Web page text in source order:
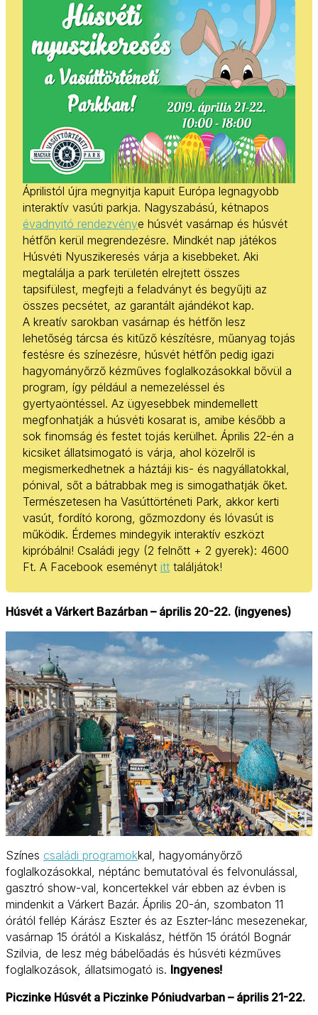
Áprilistól újra megnyitja kapuit Európa legnagyobb
interaktív vasúti parkja. Nagyszabású, kétnapos
évadnyitó rendezvénye húsvét vasárnap és húsvét
hétfőn kerül megrendezésre. Mindkét nap játékos
Húsvéti Nyuszikeresés várja a kisebbeket. Aki
megtalálja a park területén elrejtett összes
tapsifülest, megfejti a feladványt és begyűjti az
összes pecsétet, az garantált ajándékot kap.
A kreatív sarokban vasárnap és hétfőn lesz
lehetőség tárcsa és kitűző készítésre, műanyag tojás
festésre és színezésre, húsvét hétfőn pedig igazi
hagyományőrző kézműves foglalkozásokkal bővül a
program, így például a nemezeléssel és
gyertyaöntéssel. Az ügyesebbek mindemellett
megfonhatják a húsvéti kosarat is, amibe később a
sok finomság és festet tojás kerülhet. Április 22-én a
kicsiket állatsimogató is várja, ahol közelről is
megismerkedhetnek a háztáji kis- és nagyállatokkal,
pónival, sőt a bátrabbak meg is simogathatják őket.
Természetesen ha Vasúttörténeti Park, akkor kerti
vasút, fordító korong, gőzmozdony és lóvasút is
működik. Érdemes mindegyik interaktív eszközt
kipróbálni! Családi jegy (2 felnőtt + 2 gyerek): 4600
Ft. A Facebook eseményt itt találjátok!
Húsvét a Várkert Bazárban – április 20-22. (ingyenes)
Színes családi programokkal, hagyományőrző
foglalkozásokkal, néptánc bemutatóval és felvonulással,
gasztró show-val, koncertekkel vár ebben az évben is
mindenkit a Várkert Bazár. Április 20-án, szombaton 11
órától fellép Kárász Eszter és az Eszter-lánc mesezenekar,
vasárnap 15 órától a Kiskalász, hétfőn 15 órától Bognár
Szilvia, de lesz még bábelőadás és húsvéti kézműves
foglalkozások, állatsimogató is. Ingyenes!
Piczinke Húsvét a Piczinke Póniudvarban – április 21-22.